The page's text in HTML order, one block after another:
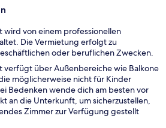
wird von einem professionellen
Die Vermietung erfolgt zu
oder beruflichen Zwecken.
verfügt über Außenbereiche wie Balkone
möglicherweise nicht für Kinder
Bedenken wende dich am besten vor
an die Unterkunft, um sicherzustellen,
Zimmer zur Verfügung gestellt